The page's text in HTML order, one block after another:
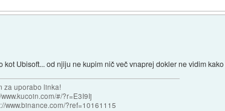
kot Ubisoft... od njiju ne kupim nič več vnaprej dokler ne vidim
za uporabo linka!
#/?r=E3I9Ij
www.binance.com/?ref=10161115